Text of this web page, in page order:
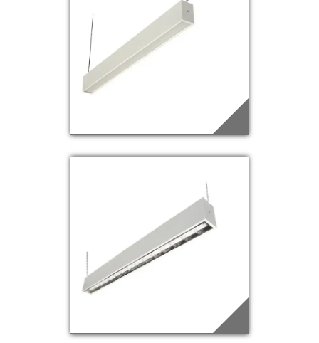
PD-24
Saiba mais
PD-25
Saiba mais